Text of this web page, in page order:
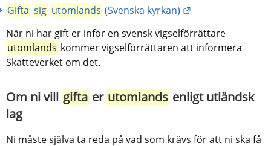
Gifta sig utomlands (Svenska kyrkan)
När ni har gift er inför en svensk vigselförrättare
utomlands kommer vigselförrättaren att informera
Skatteverket om det.
Om ni vill gifta er utomlands enligt utländsk
lag
Ni måste själva ta reda på vad som krävs för att ni ska få